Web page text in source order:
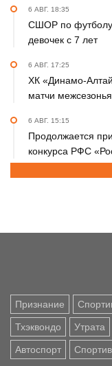
6 АВГ. 18:35
СШОР по футболу
девочек с 7 лет
6 АВГ. 17:25
ХК «Динамо-
матчи
6 АВГ. 15:15
Продолжается
конкурса РФС
6 АВГ. 12:55
Признание
Тхэквондо Утрата
Автоспорт